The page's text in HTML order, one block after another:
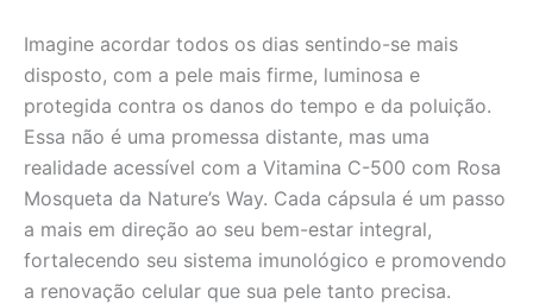
Imagine acordar todos os dias sentindo-se mais
disposto, com a pele mais firme, luminosa e
protegida contra os danos do tempo e da poluição.
Essa não é uma promessa distante, mas uma
realidade acessível com a Vitamina C-500 com Rosa
Mosqueta da Nature’s Way. Cada cápsula é um passo
a mais em direção ao seu bem-estar integral,
fortalecendo seu sistema imunológico e promovendo
a renovação celular que sua pele tanto precisa.